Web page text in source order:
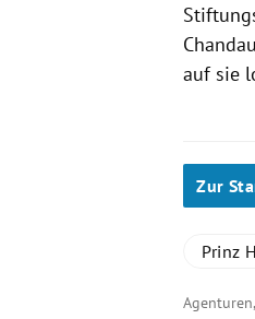
auf sie
Zur
Prinz